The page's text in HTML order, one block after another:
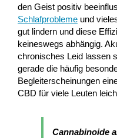
den Geist positiv
Schlafprobleme und
gut lindern und diese
keineswegs abhängig.
chronisches Leid lassen
gerade die häufig
Begleiterscheinungen
CBD für viele Leuten
Cannabinoide